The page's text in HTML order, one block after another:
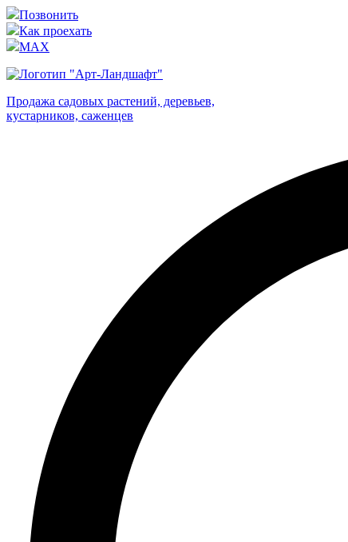
Позвонить
Как проехать
MAX
Продажа садовых растений, деревьев,
кустарников, саженцев